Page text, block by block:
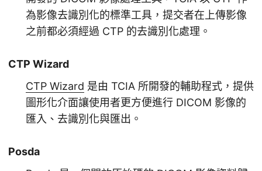
為影像去識別化的標準工具，提交者在上傳影像
之前都必須經過 CTP 的去識別化處理。
CTP Wizard
CTP Wizard 是由 TCIA 所開發的輔助程式，提供
圖形化介面讓使用者更方便進行 DICOM 影像的
匯入、去識別化與匯出。
Posda